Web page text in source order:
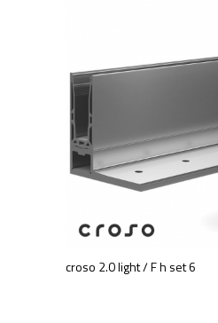
croso 2.0 light / F h set 6